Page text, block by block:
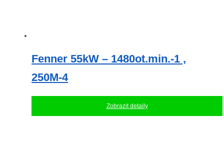
Fenner 55kW – 1480ot.min.-1 ,
250M-4
Zobrazit detaily